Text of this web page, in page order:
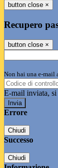
button close ×
Recupero
button close ×
Non hai una e-mail
E-mail inviata, si
Errore
Chiudi
Successo
Chiudi